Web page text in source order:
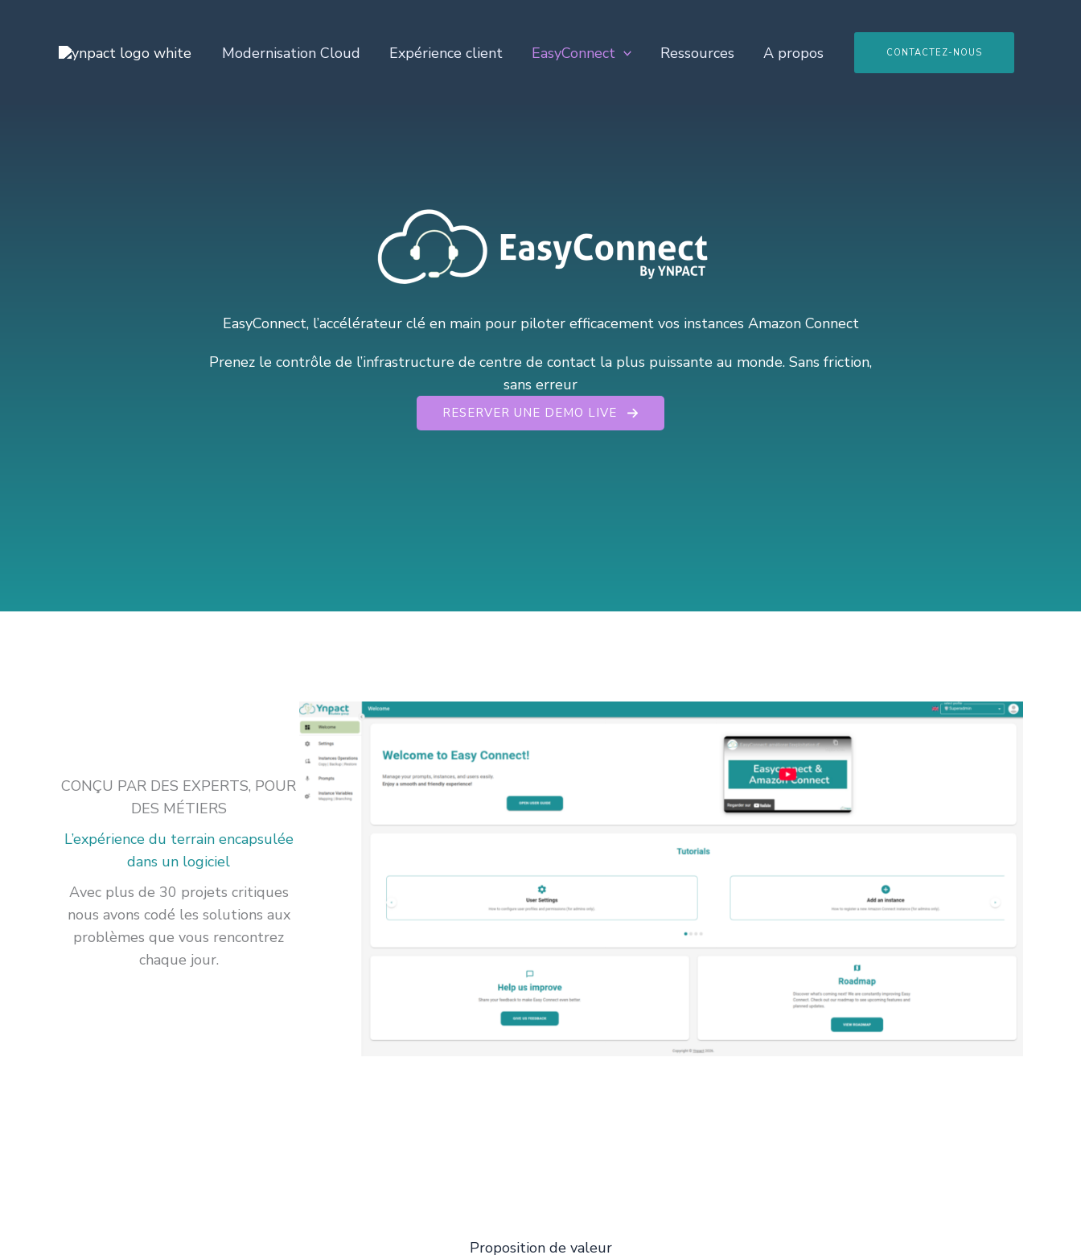
Modernisation Cloud Expérience client EasyConnect Ressources A propos CONTACTEZ-NOUS
EasyConnect, l’accélérateur clé en main pour piloter efficacement vos instances Amazon Connect
Prenez le contrôle de l’infrastructure de centre de contact la plus puissante au monde. Sans friction,
sans erreur
RESERVER UNE DEMO LIVE
CONÇU PAR DES EXPERTS, POUR
DES MÉTIERS
L’expérience du terrain encapsulée
dans un logiciel
Avec plus de 30 projets critiques
nous avons codé les solutions aux
problèmes que vous rencontrez
chaque jour.
Proposition de valeur